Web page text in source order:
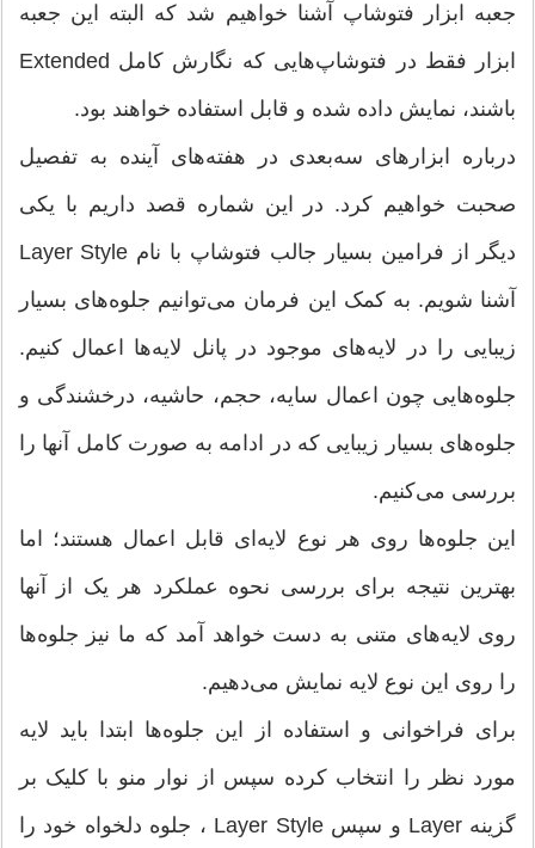
جعبه ابزار فتوشاپ آشنا خواهیم شد که البته این جعبه
ابزار فقط در فتوشاپ‌هایی که نگارش کامل Extended
باشند، نمایش داده شده و قابل استفاده خواهند بود.
درباره ابزارهای سه‌بعدی در هفته‌های آینده به تفصیل
صحبت خواهیم کرد. در این شماره قصد داریم با یکی
دیگر از فرامین بسیار جالب فتوشاپ با نام Layer Style
آشنا شویم. به کمک این فرمان می‌‌توانیم جلوه‌های بسیار
زیبایی را در لایه‌های موجود در پانل لایه‌ها اعمال کنیم.
جلوه‌هایی چون اعمال سایه، حجم، حاشیه، درخشندگی و
جلوه‌های بسیار زیبایی که در ادامه به صورت کامل آنها را
بررسی می‌‌کنیم.
این جلوه‌ها روی هر نوع لایه‌ای قابل اعمال هستند؛ اما
بهترین نتیجه برای بررسی نحوه عملکرد هر یک از آنها
روی لایه‌های متنی به دست خواهد آمد که ما نیز جلوه‌ها
را روی این نوع لایه نمایش می‌‌دهیم.
برای فراخوانی و استفاده از این جلوه‌ها ابتدا باید لایه
مورد نظر را انتخاب کرده سپس از نوار منو با کلیک بر
گزینه Layer و سپس Layer Style ، جلوه دلخواه خود را